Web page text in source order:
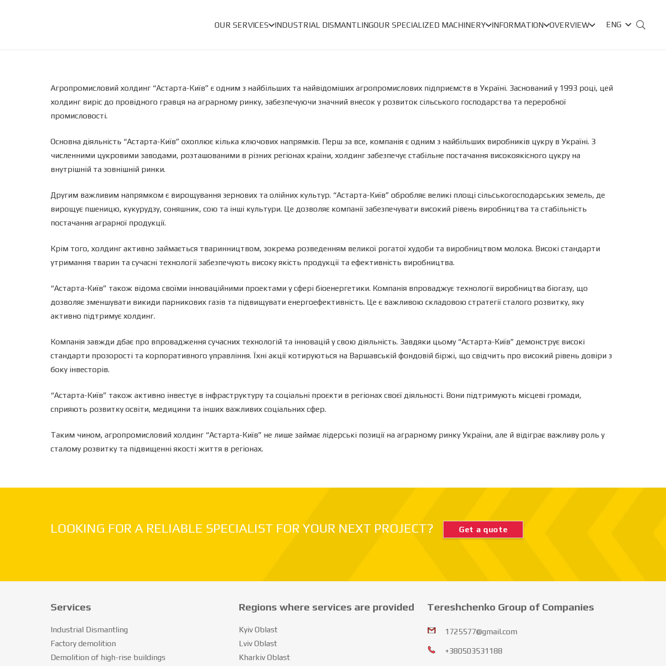
OUR SERVICES INDUSTRIAL DISMANTLINGOUR SPECIALIZED MACHINERY INFORMATION OVERVIEW ENG
Агропромисловий холдинг “Астарта-Київ” є одним з найбільших та найвідоміших агропромислових підприємств в Україні. Заснований у 1993 році, цей
холдинг виріс до провідного гравця на аграрному ринку, забезпечуючи значний внесок у розвиток сільського господарства та переробної
промисловості.
Основна діяльність “Астарта-Київ” охоплює кілька ключових напрямків. Перш за все, компанія є одним з найбільших виробників цукру в Україні. З
численними цукровими заводами, розташованими в різних регіонах країни, холдинг забезпечує стабільне постачання високоякісного цукру на
внутрішній та зовнішній ринки.
Другим важливим напрямком є вирощування зернових та олійних культур. “Астарта-Київ” обробляє великі площі сільськогосподарських земель, де
вирощує пшеницю, кукурудзу, соняшник, сою та інші культури. Це дозволяє компанії забезпечувати високий рівень виробництва та стабільність
постачання аграрної продукції.
Крім того, холдинг активно займається тваринництвом, зокрема розведенням великої рогатої худоби та виробництвом молока. Високі стандарти
утримання тварин та сучасні технології забезпечують високу якість продукції та ефективність виробництва.
“Астарта-Київ” також відома своїми інноваційними проектами у сфері біоенергетики. Компанія впроваджує технології виробництва біогазу, що
дозволяє зменшувати викиди парникових газів та підвищувати енергоефективність. Це є важливою складовою стратегії сталого розвитку, яку
активно підтримує холдинг.
Компанія завжди дбає про впровадження сучасних технологій та інновацій у свою діяльність. Завдяки цьому “Астарта-Київ” демонструє високі
стандарти прозорості та корпоративного управління. Їхні акції котируються на Варшавській фондовій біржі, що свідчить про високий рівень довіри з
боку інвесторів.
“Астарта-Київ” також активно інвестує в інфраструктуру та соціальні проєкти в регіонах своєї діяльності. Вони підтримують місцеві громади,
сприяють розвитку освіти, медицини та інших важливих соціальних сфер.
Таким чином, агропромисловий холдинг “Астарта-Київ” не лише займає лідерські позиції на аграрному ринку України, але й відіграє важливу роль у
сталому розвитку та підвищенні якості життя в регіонах.
LOOKING FOR A RELIABLE SPECIALIST FOR YOUR NEXT PROJECT? Get a quote
Services
Industrial Dismantling
Factory demolition
Demolition of high-rise buildings
Regions where services are provided
Kyiv Oblast
Lviv Oblast
Kharkiv Oblast
Tereshchenko Group of Companies
1725577@gmail.com
+380503531188